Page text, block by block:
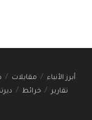
أبرز الأنباء مقابلات
تقارير
خرائط